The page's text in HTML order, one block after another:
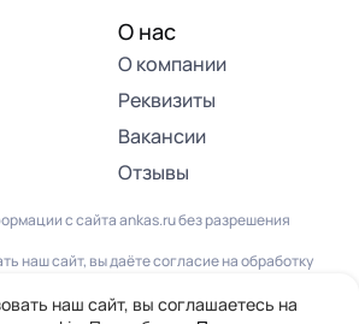
О нас
О компании
Реквизиты
Вакансии
Отзывы
с сайта ankas.ru без разрешения
наш сайт, вы даёте согласие на обработку
Пользовательским соглашением.
наш сайт, вы соглашаетесь на